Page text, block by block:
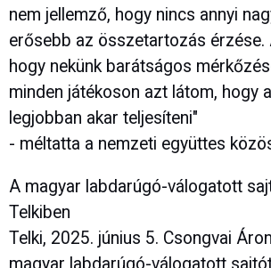
nem jellemző, hogy nincs annyi
erősebb az összetartozás érzése.
hogy nekünk barátságos
minden játékoson azt látom, hogy
legjobban akar teljesíteni"
- méltatta a nemzeti együttes
A magyar labdarúgó-válogatott
Telkiben
Telki, 2025. június 5. Csongvai